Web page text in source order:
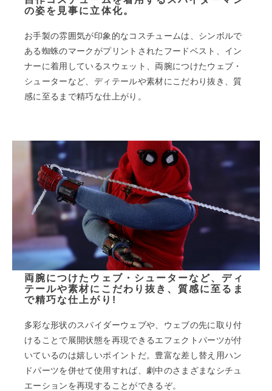
の姿を見事に立体化。
お手製の雰囲気が印象的なコスチュームは、シンボルで
ある蜘蛛のマークがプリントされたフードベスト、イン
ナーに着用しているスウェット、両腕につけたウェブ・
シューターなど、ディテールや素材にこだわり抜き、質
感に至るまで精巧な仕上がり。
両腕につけたウェブ・シューターなど、ディ
テールや素材にこだわり抜き、質感に至るま
で精巧な仕上がり!
多彩な形状のスパイダーウェブや、ウェブの先に取り付
けることで展開状態を再現できるエフェクトパーツが付
いているのは嬉しいポイントだ。豊富な差し替え用ハン
ドパーツを併せて使用すれば、劇中のさまざまなシチュ
エーションを再現することができるぞ。